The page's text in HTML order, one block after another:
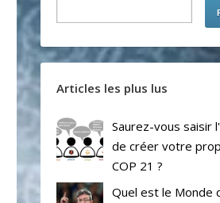
Articles les plus lus
Saurez-vous saisir
de créer votre
COP 21 ?
Quel est le Monde